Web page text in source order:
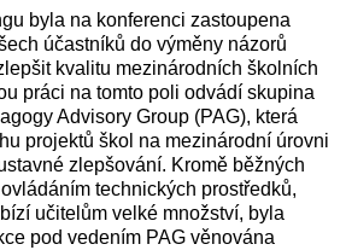
byla na konferenci zastoupena
účastníků do výměny názorů
kvalitu mezinárodních školních
práci na tomto poli odvádí skupina
Advisory Group (PAG), která
projektů škol na mezinárodní úrovni
zlepšování. Kromě běžných
technických prostředků,
učitelům velké množství, byla
pod vedením PAG věnována